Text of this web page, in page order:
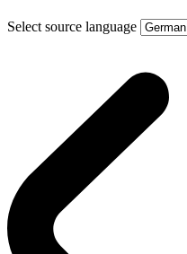
Select source language